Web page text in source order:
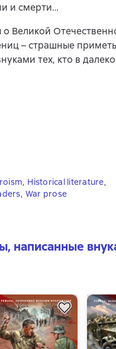
и смерти…
Великой
– страшные
тех, кто в
, Historical literature,
, War prose
написанные